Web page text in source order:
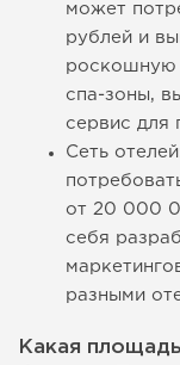
может
рублей и
роскошную
спа-зоны,
сервис для
Сеть
от 20 000
себя
разными
Какая